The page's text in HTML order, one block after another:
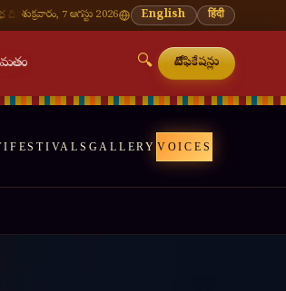
సోమవారం శివాలయ దర్శనం🌸 వినాయక చవితి — భాద్రపద శుద్ధ
శుక్రవారం, 7 ఆగస్టు 2026 English हिंदी
🔍 నోటిఫికేషన్లు
FESTIVALS GALLERY VOICES